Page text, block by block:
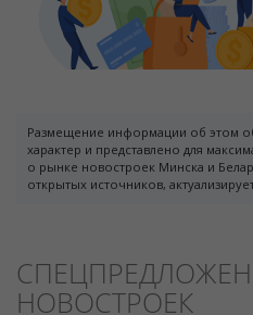
Размещение информации об этом
характер и представлено для
о рынке новостроек Минска и
открытых источников,
НОВОСТРОЕК